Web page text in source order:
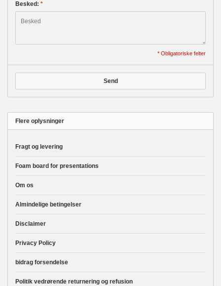
Besked: *
* Obligatoriske felter
Send
Flere oplysninger
Fragt og levering
Foam board for presentations
Om os
Almindelige betingelser
Disclaimer
Privacy Policy
bidrag forsendelse
Politik vedrørende returnering og refusion